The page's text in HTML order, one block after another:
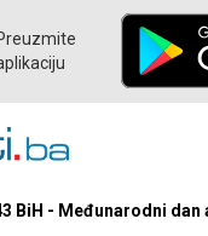
BiH - Međunarodni dan